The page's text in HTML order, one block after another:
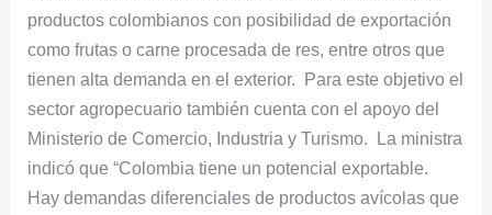
productos colombianos con posibilidad de exportación
como frutas o carne procesada de res, entre otros que
tienen alta demanda en el exterior. Para este objetivo el
sector agropecuario también cuenta con el apoyo del
Ministerio de Comercio, Industria y Turismo. La ministra
indicó que “Colombia tiene un potencial exportable.
Hay demandas diferenciales de productos avícolas que